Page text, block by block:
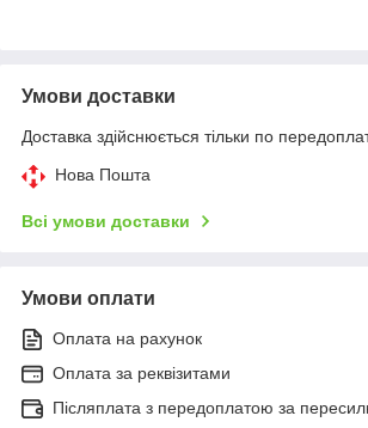
Умови доставки
Доставка здійснюється тільки по
Нова Пошта
Всі умови доставки
Умови оплати
Оплата на рахунок
Оплата за реквізитами
Післяплата з передоплатою за